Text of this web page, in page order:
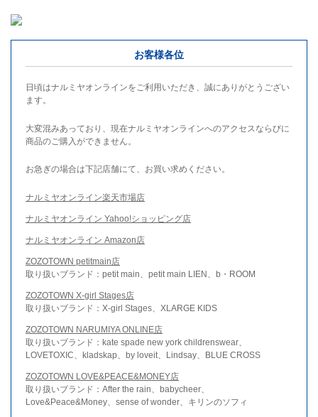
お客様各位
日頃はナルミヤオンラインをご利用いただき、誠にありがとうござい
ます。
大変混みあっており、現在ナルミヤオンラインへのアクセスならびに
商品のご購入ができません。
お急ぎの場合は下記店舗にて、お買い求めください。
ナルミヤオンライン楽天市場店
ナルミヤオンライン Yahoo!ショッピング店
ナルミヤオンライン Amazon店
ZOZOTOWN petitmain店
取り扱いブランド：petit main、petit main LIEN、b・ROOM
ZOZOTOWN X-girl Stages店
取り扱いブランド：X-girl Stages、XLARGE KIDS
ZOZOTOWN NARUMIYA ONLINE店
取り扱いブランド：kate spade new york childrenswear、
LOVETOXIC、kladskap、by loveit、Lindsay、BLUE CROSS
ZOZOTOWN LOVE&PEACE&MONEY店
取り扱いブランド：After the rain、babycheer、
Love&Peace&Money、sense of wonder、キリンのソフィ